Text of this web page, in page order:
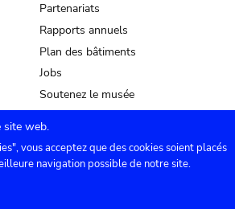
Partenariats
Rapports annuels
Plan des bâtiments
Jobs
Soutenez le musée
Contact Paramètres de
site web.
vous acceptez que des cookies soient placés
navigation possible de notre site.